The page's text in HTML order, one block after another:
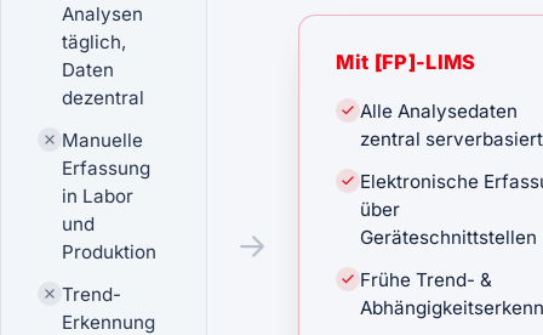
Analysen
täglich,
Daten
dezentral
Manuelle
Erfassung
in Labor
und
Produktion
Trend-
Erkennung
Mit [FP]-LIMS
Alle Analysedaten
zentral serverbasiert
Elektronische
über
Geräteschnittstellen
Frühe Trend- &